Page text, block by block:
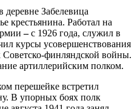
деревне Забелевица
крестьянина. Работал на
–с 1926 года, служил в
курсы усовершенствования
Советско-финляндской войны.
артиллерийским полком.
перешейке встретил
В упорных боях полк